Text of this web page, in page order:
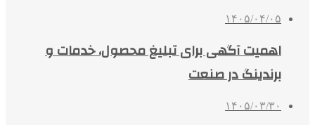
۱۴۰۵/۰۴/۰۵
اهمیت آگهی برای تبلیغ محصول، خدمات و
برندینگ در صنعت
۱۴۰۵/۰۳/۳۰